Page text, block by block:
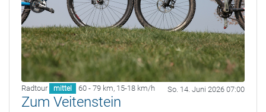
Radtour mittel 60 - 79 km, 15-18 km/h So. 14. Juni 2026 07:00
Zum Veitenstein